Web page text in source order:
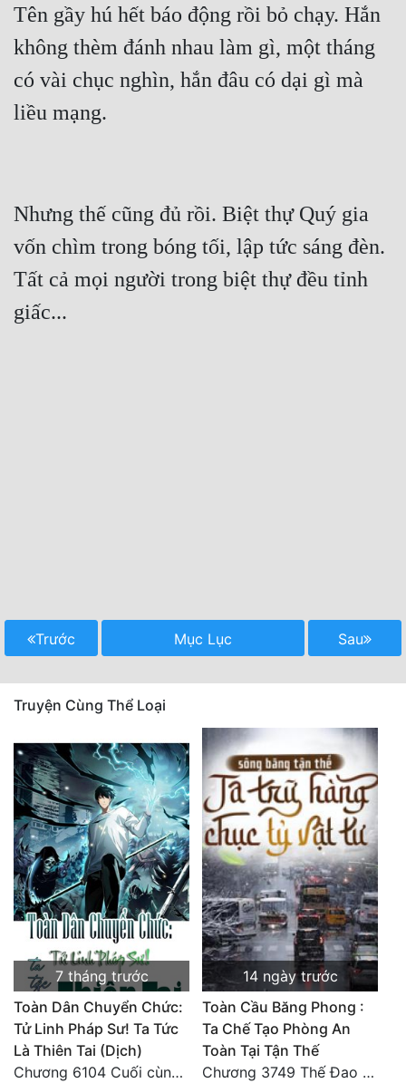
Tên gầy hú hết báo động rồi bỏ chạy. Hắn
không thèm đánh nhau làm gì, một tháng
có vài chục nghìn, hắn đâu có dại gì mà
Nhưng thế cũng đủ rồi. Biệt thự Quý gia
vốn chìm trong bóng tối, lập tức sáng đèn.
Tất cả mọi người trong biệt thự đều tỉnh
Trước Mục Lục Sau
Truyện Cùng Thể Loại
7 tháng trước
Toàn Dân Chuyển Chức:
Tử Linh Pháp Sư! Ta Tức
Là Thiên Tai (Dịch)
Chương 6104 Cuối cùng (HẾT)
14 ngày trước
Toàn Cầu Băng Phong :
Ta Chế Tạo Phòng An
Toàn Tại Tận Thế
Chương 3749 Thế Đao xuất kích